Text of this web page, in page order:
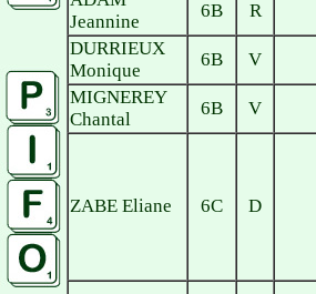
Jeannine
6B
R
DURRIEUX
Monique
6B
V
MIGNEREY
Chantal
6B V
ZABE Eliane 6C D